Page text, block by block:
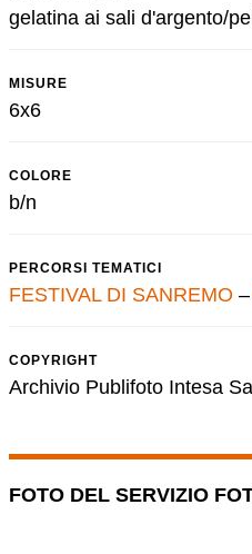
gelatina ai sali d'argento/
MISURE
6x6
COLORE
b/n
PERCORSI TEMATICI
FESTIVAL DI SANREMO –
COPYRIGHT
Archivio Publifoto Intesa
FOTO DEL SERVIZIO